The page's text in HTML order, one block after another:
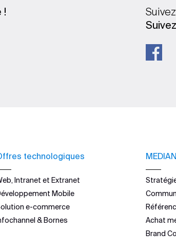
!
technologiques
Intranet et Extranet
Mobile
e-commerce
& Bornes
Achat
Brand